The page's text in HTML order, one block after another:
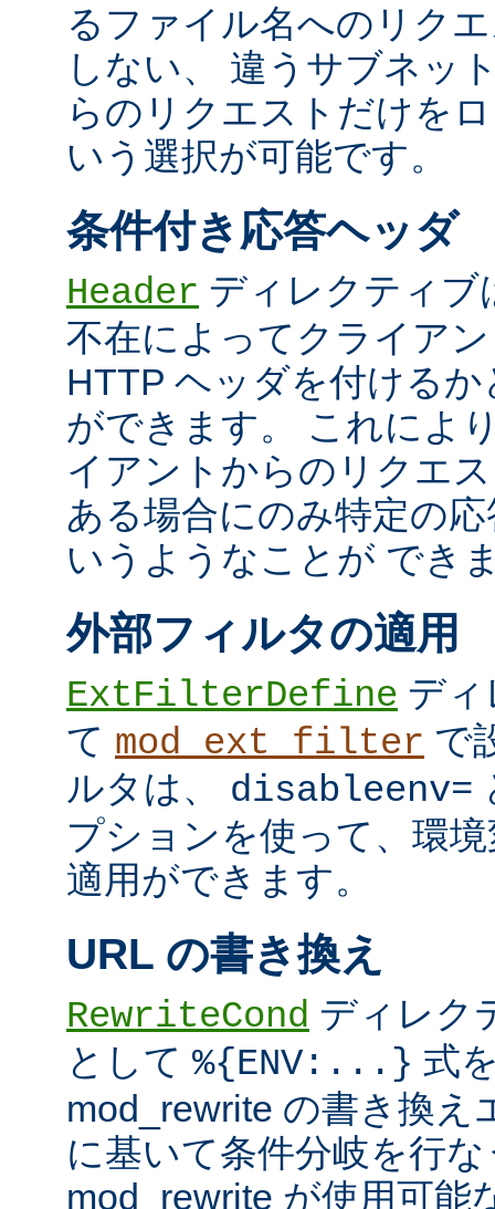
るファイル名へのリク
しない、 違うサブネッ
らのリクエストだけを
いう選択が可能です。
条件付き応答ヘッダ
Header ディレクティブ
不在によってクライア
HTTP ヘッダを付ける
ができます。 これによ
イアントからのリクエ
ある場合にのみ特定の
いうようなことが でき
外部フィルタの適用
ExtFilterDefine デ
て mod_ext_filter で
ルタは、 disableenv=
プションを使って、環
適用ができます。
URL の書き換え
RewriteCond ディレク
として %{ENV:...} 式
mod_rewrite の書き換え
に基いて条件分岐を行
mod_rewrite が使用可能